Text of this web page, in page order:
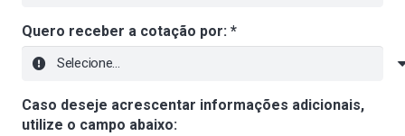
Quero receber a cotação por: *
Caso deseje acrescentar informações adicionais,
utilize o campo abaixo: